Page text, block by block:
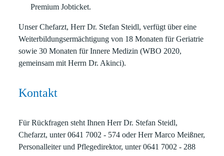
Premium Jobticket.
Unser Chefarzt, Herr Dr. Stefan Steidl, verfügt über eine
Weiterbildungsermächtigung von 18 Monaten für Geriatrie
sowie 30 Monaten für Innere Medizin (WBO 2020,
gemeinsam mit Herrn Dr. Akinci).
Kontakt
Für Rückfragen steht Ihnen Herr Dr. Stefan Steidl,
Chefarzt, unter0641 7002 - 574 oder Herr Marco Meißner,
Personalleiter und Pflegedirektor, unter0641 7002 - 288